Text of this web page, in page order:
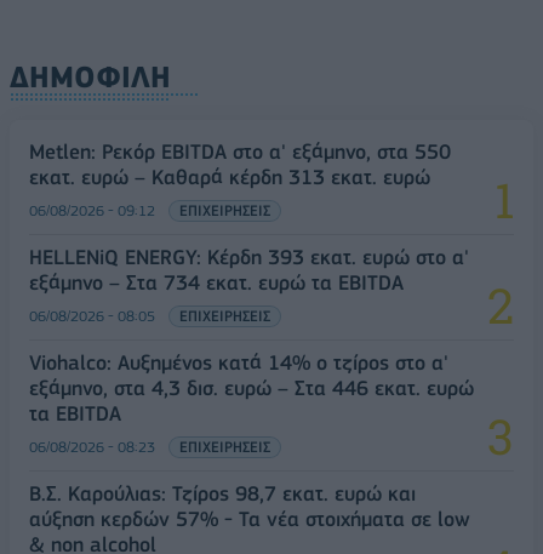
ΔΗΜΟΦΙΛΗ
Metlen: Ρεκόρ EBITDA στο α' εξάμηνο, στα 550
εκατ. ευρώ – Καθαρά κέρδη 313 εκατ. ευρώ
06/08/2026 - 09:12 ΕΠΙΧΕΙΡΗΣΕΙΣ
HELLENiQ ENERGY: Κέρδη 393 εκατ. ευρώ στο α'
εξάμηνο – Στα 734 εκατ. ευρώ τα EBITDA
06/08/2026 - 08:05 ΕΠΙΧΕΙΡΗΣΕΙΣ
Viohalco: Αυξημένος κατά 14% ο τζίρος στο α'
εξάμηνο, στα 4,3 δισ. ευρώ – Στα 446 εκατ. ευρώ
τα EBITDA
06/08/2026 - 08:23 ΕΠΙΧΕΙΡΗΣΕΙΣ
Β.Σ. Καρούλιας: Τζίρος 98,7 εκατ. ευρώ και
αύξηση κερδών 57% - Τα νέα στοιχήματα σε low
& non alcohol